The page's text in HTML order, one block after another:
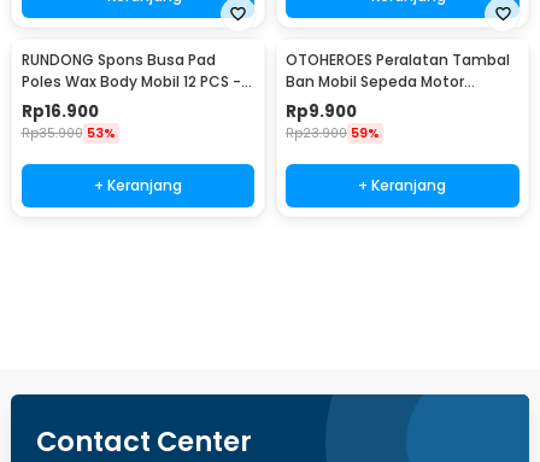
RUNDONG Spons Busa Pad
Poles Wax Body Mobil 12 PCS -
R2010
Rp16.900
Rp35.900 53%
+ Keranjang
OTOHEROES Peralatan Tambal
Ban Mobil Sepeda Motor
Tubeless - KBTB02
Rp9.900
Rp23.900 59%
+ Keranjang
Contact Center